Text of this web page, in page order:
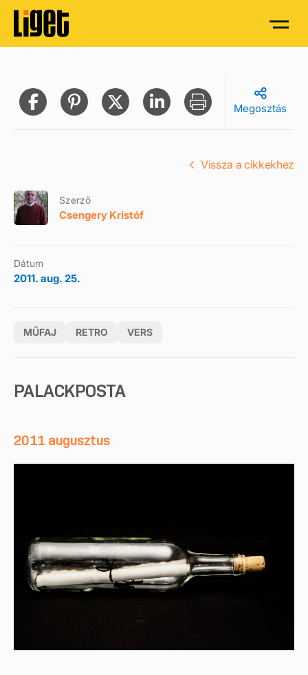
Megosztás
Szerző
Csengery Kristóf
Dátum
2011. aug. 25.
MŰFAJ RETRO VERS
Vissza a cikkekhez
PALACKPOSTA
2011 augusztus